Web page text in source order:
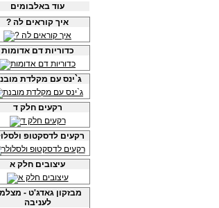
עוד באלבומים
? איך קוראים לה
כדוריות דם אדומות
ג`ינס עם מקלדת
רקעים חלק ד
רקעים לדסקטופ
עיצובים חלק א
מבזקון גאדג'ט -
לעניבה